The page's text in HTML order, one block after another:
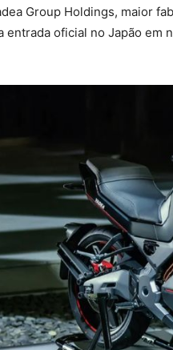
Group Holdings, maior
entrada oficial no Japão em